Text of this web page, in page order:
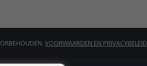
VOORWAARDEN EN PRIVACYBELEID